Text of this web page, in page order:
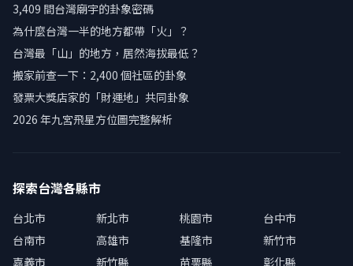
3,409 間台灣廟宇的卦象密碼
為什麼台灣一半的地方都帶「火」？
台灣最「山」的地方，居然海拔最低？
搬家前查一下：2,400 個社區的卦象
發票大獎店家的「財運地」共同卦象
2026 年九宮飛星方位圖完整解析
探索台灣各縣市
台北市 新北市 桃園市
台中市
台南市
高雄市 基隆市
新竹市
嘉義市
新竹縣 苗栗縣 彰化縣